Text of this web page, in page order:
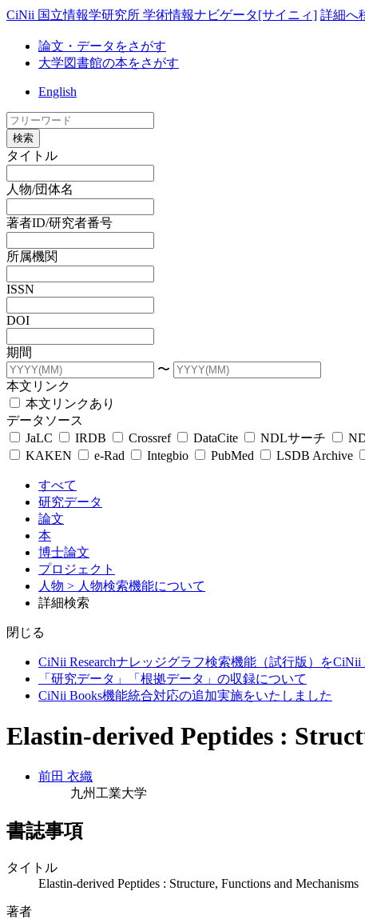
CiNii 国立情報学研究所 学術情報ナビゲータ[サイニィ] 詳細へ
論文・データをさがす
大学図書館の本をさがす
English
検索
タイトル
人物/団体名
著者ID/研究者番号
所属機関
ISSN
DOI
期間
〜
本文リンク
本文リンクあり
データソース
JaLC
IRDB Crossref DataCite NDLサーチ
KAKEN
e-Rad Integbio PubMed LSDB Archive
すべて
研究データ
論文
本
博士論文
プロジェクト
人物 > 人物検索機能について
詳細検索
閉じる
CiNii Researchナレッジグラフ検索機能（試行版）をCiNii
「研究データ」「根拠データ」の収録について
CiNii Books機能統合対応の追加実施をいたしました
Elastin-derived Peptides :
前田 衣織
九州工業大学
書誌事項
タイトル
Elastin-derived Peptides : Structure, Functions and Mechanisms
著者